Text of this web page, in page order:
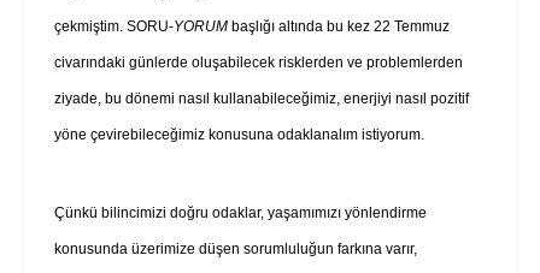
çekmiştim. SORU-YORUM başlığı altında bu kez 22 Temmuz
civarındaki günlerde oluşabilecek risklerden ve problemlerden
ziyade, bu dönemi nasıl kullanabileceğimiz, enerjiyi nasıl pozitif
yöne çevirebileceğimiz konusuna odaklanalım istiyorum.
Çünkü bilincimizi doğru odaklar, yaşamımızı yönlendirme
konusunda üzerimize düşen sorumluluğun farkına varır,